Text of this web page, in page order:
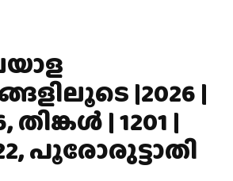
|2026 |
| 1201 |
പൂരോരുട്ടാതി